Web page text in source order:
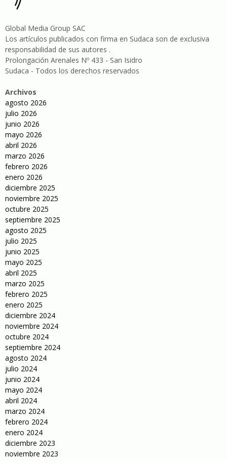
Global Media Group SAC
Los artículos publicados con firma en Sudaca son de exclusiva
responsabilidad de sus autores .
Prolongación Arenales Nº 433 - San Isidro
Sudaca - Todos los derechos reservados
Archivos
agosto 2026
julio 2026
junio 2026
mayo 2026
abril 2026
marzo 2026
febrero 2026
enero 2026
diciembre 2025
noviembre 2025
octubre 2025
septiembre 2025
agosto 2025
julio 2025
junio 2025
mayo 2025
abril 2025
marzo 2025
febrero 2025
enero 2025
diciembre 2024
noviembre 2024
octubre 2024
septiembre 2024
agosto 2024
julio 2024
junio 2024
mayo 2024
abril 2024
marzo 2024
febrero 2024
enero 2024
diciembre 2023
noviembre 2023